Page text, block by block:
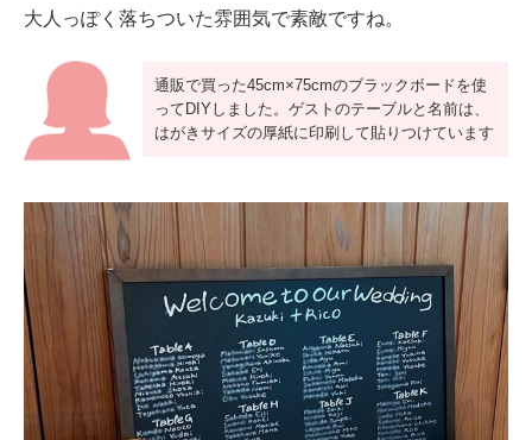
大人っぽく落ちついた雰囲気で素敵ですね。
通販で買った45cm×75cmのブラックボードを使
ってDIYしました。ゲストのテーブルと名前は、
はがきサイズの厚紙に印刷して貼りつけています